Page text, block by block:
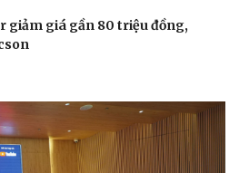
giảm giá gần 80 triệu đồng,